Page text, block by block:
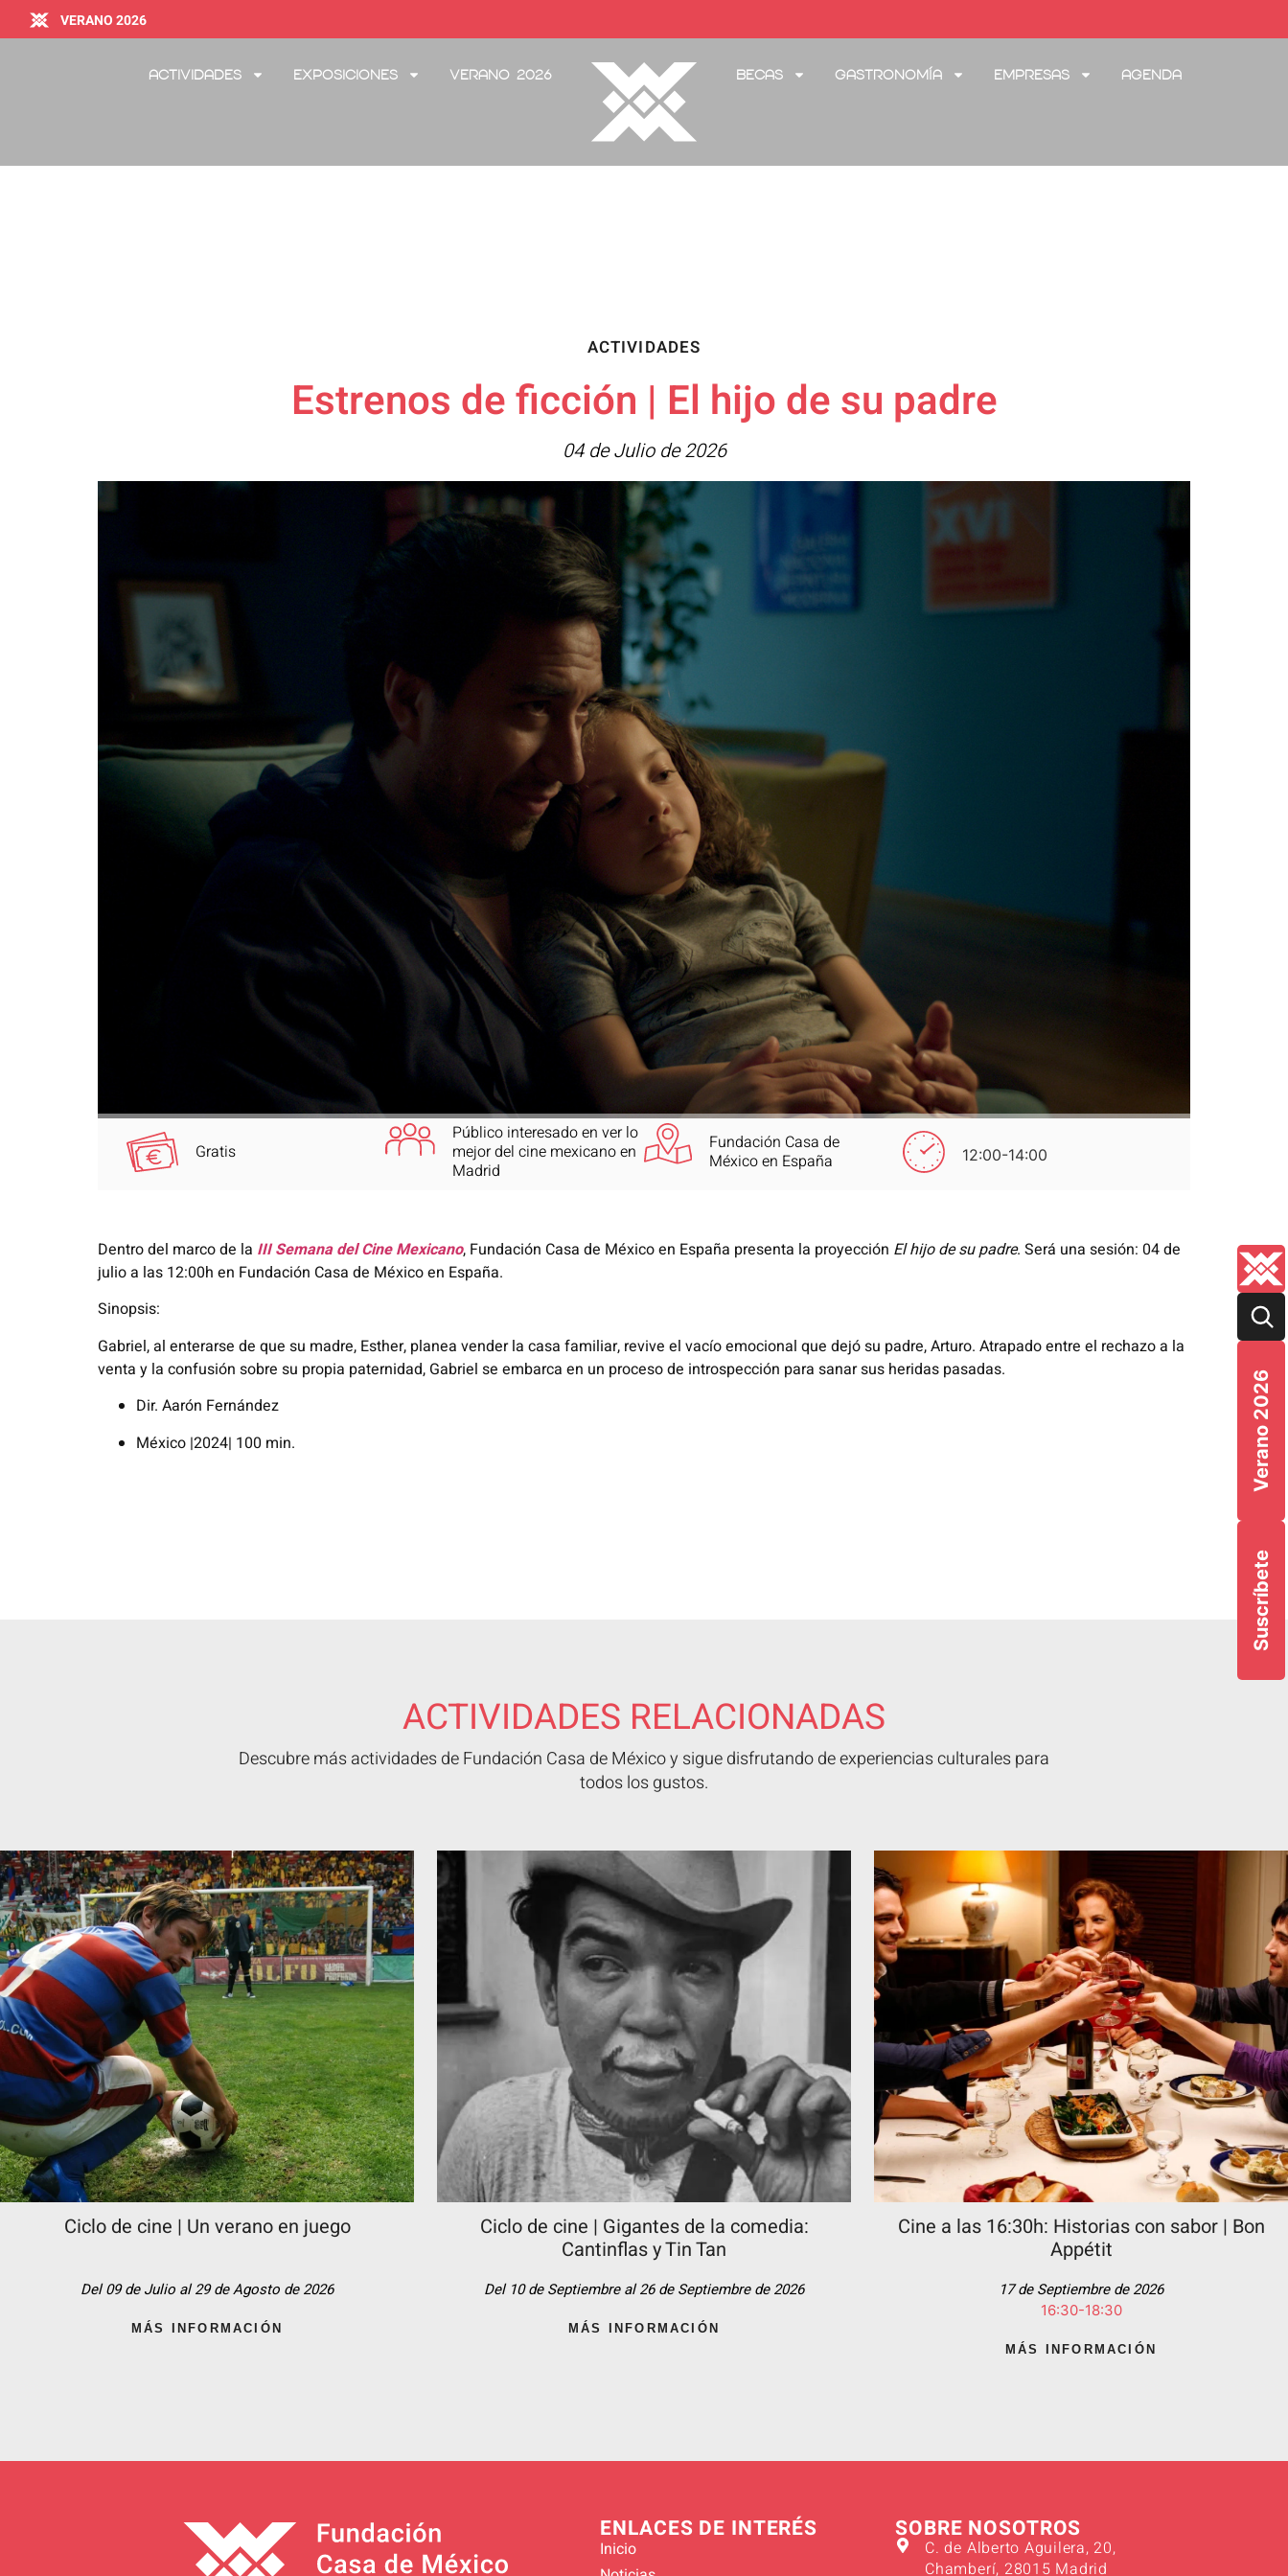
Suscríbete
Verano 2026
VERANO 2026
Actividades Exposiciones Verano 2026 Becas Gastronomía Empresas Agenda
ACTIVIDADES
Estrenos de ficción | El hijo de su padre
04 de Julio de 2026
Gratis
Público interesado en ver lo
mejor del cine mexicano en
Madrid
Fundación Casa de
México en España
12:00-14:00
Dentro del marco de la III Semana del Cine Mexicano, Fundación Casa de México en España presenta la proyección El hijo de su padre. Será una sesión: 04 de
julio a las 12:00h en Fundación Casa de México en España.
Sinopsis:
Gabriel, al enterarse de que su madre, Esther, planea vender la casa familiar,​ revive el vacío emocional que dejó su padre, Arturo. Atrapado entre el rechazo a​ la
venta y la confusión sobre su propia paternidad, Gabriel se embarca en un​ proceso de introspección para sanar sus heridas pasadas.
Dir. Aarón Fernández
México |2024| 100 min.
ACTIVIDADES RELACIONADAS
Descubre más actividades de Fundación Casa de México y sigue disfrutando de experiencias culturales para
todos los gustos.
Ciclo de cine | Un verano en juego
Del 09 de Julio al 29 de Agosto de 2026
MÁS INFORMACIÓN
Ciclo de cine | Gigantes de la comedia:
Cantinflas y Tin Tan​
Del 10 de Septiembre al 26 de Septiembre de 2026
MÁS INFORMACIÓN
Cine a las 16:30h: Historias con sabor | Bon
Appétit
17 de Septiembre de 2026
16:30-18:30
MÁS INFORMACIÓN
ENLACES DE INTERÉS
Inicio
SOBRE NOSOTROS
C. de Alberto Aguilera, 20,
Chamberí, 28015 Madrid